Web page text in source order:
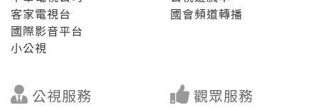
客家電視台
國際影音平台
小公視
國會頻道轉播
公視服務 觀眾服務